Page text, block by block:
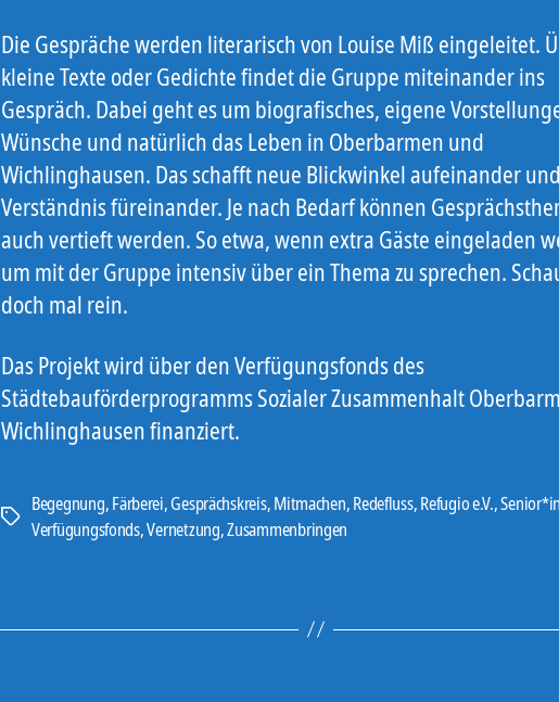
Die Gespräche werden literarisch von Louise Miß eingeleitet.
kleine Texte oder Gedichte findet die Gruppe miteinander ins
Gespräch. Dabei geht es um biografisches, eigene
Wünsche und natürlich das Leben in Oberbarmen und
Wichlinghausen. Das schafft neue Blickwinkel aufeinander
Verständnis füreinander. Je nach Bedarf können
auch vertieft werden. So etwa, wenn extra Gäste eingeladen
um mit der Gruppe intensiv über ein Thema zu sprechen.
doch mal rein.
Das Projekt wird über den Verfügungsfonds des
Städtebauförderprogramms Sozialer Zusammenhalt
Wichlinghausen finanziert.
Schlagwörter
Begegnung,Färberei,Gesprächskreis,Mitmachen,Redefluss,Refugio e.V.,
Verfügungsfonds,Vernetzung,Zusammenbringen